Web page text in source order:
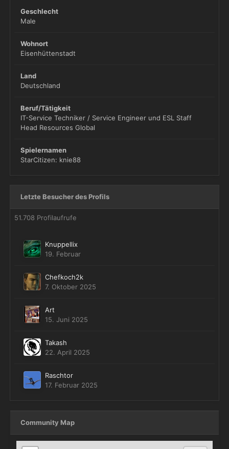
Geschlecht
Male
Wohnort
Eisenhüttenstadt
Land
Deutschland
Beruf/Tätigkeit
IT-Service Techniker / Service Engineer und ESL Staff
Head Resources Global
Spielernamen
StarCitizen: knie88
Letzte Besucher des Profils
51.708 Profilaufrufe
Knuppellix
19. Februar
Chefkoch2k
7. Oktober 2025
Art
15. Juni 2025
Takash
22. April 2025
Raschtor
17. Februar 2025
Community Map